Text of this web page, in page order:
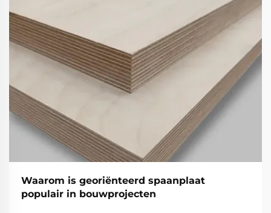
Waarom is georiënteerd spaanplaat
populair in bouwprojecten